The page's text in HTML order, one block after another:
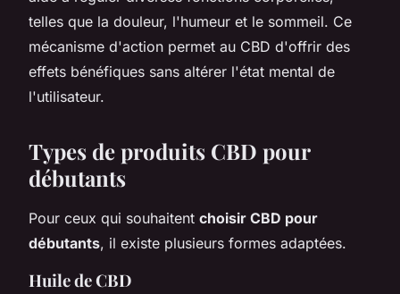
telles que la douleur, l'humeur et le sommeil. Ce
mécanisme d'action permet au CBD d'offrir des
effets bénéfiques sans altérer l'état mental de
l'utilisateur.
Types de produits CBD pour
débutants
Pour ceux qui souhaitent choisir CBD pour
débutants, il existe plusieurs formes adaptées.
Huile de CBD